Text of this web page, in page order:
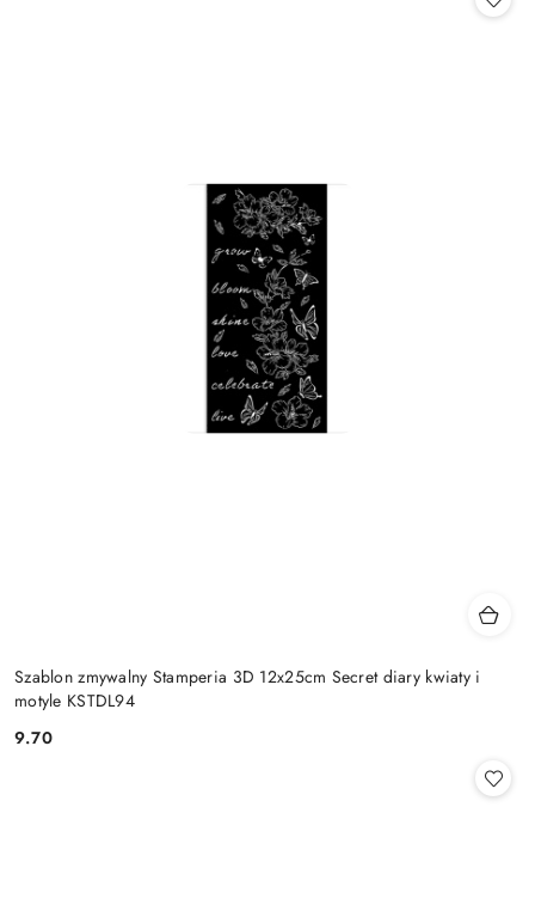
Szablon zmywalny Stamperia 3D 12x25cm Secret diary kwiaty i
motyle KSTDL94
Cena:
9.70